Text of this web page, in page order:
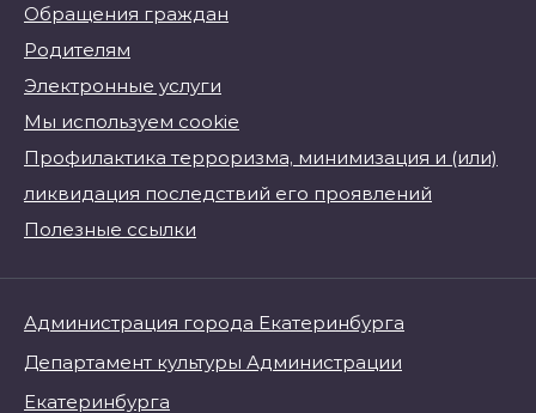
Обращения граждан
Родителям
Электронные услуги
Мы используем cookie
Профилактика терроризма, минимизация и (или)
ликвидация последствий его проявлений
Полезные ссылки
Администрация города Екатеринбурга
Департамент культуры Администрации
Екатеринбурга